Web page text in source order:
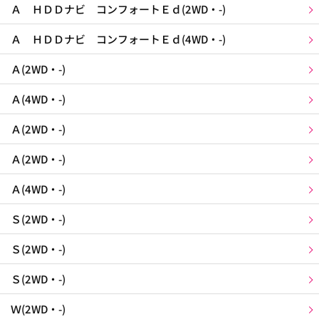
Ａ ＨＤＤナビ コンフォートＥｄ(2WD・-)
Ａ ＨＤＤナビ コンフォートＥｄ(4WD・-)
Ａ(2WD・-)
Ａ(4WD・-)
Ａ(2WD・-)
Ａ(2WD・-)
Ａ(4WD・-)
Ｓ(2WD・-)
Ｓ(2WD・-)
Ｓ(2WD・-)
Ｗ(2WD・-)